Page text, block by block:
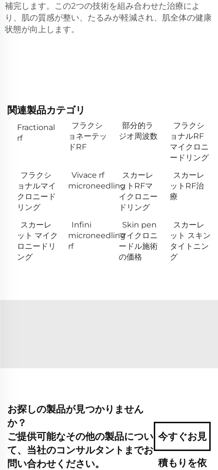
補完します。この2つの技術を組み合わせた治療によ
り、肌の質感が整い、たるみが軽減され、肌全体の健康
状態が向上します。
関連製品カテゴリ
Fractional
rf
フラクシ
ョネーテッ
ドRF
部分的ラ
ジオ周波数
フラクシ
ョナルRF
マイクロニ
ードリング
フラクシ
ョナルマイ
クロニード
リング
Vivace rf
microneedling
スカーレ
ットRFマ
イクロニー
ドリング
スカーレ
ットRF治
療
スカーレ
ット マイク
ロニードリ
ング
Infini
microneedling
rf
Skin pen
マイクロニ
ードル施術
の価格
スカーレ
ット スキン
タイトニン
グ
お探しの製品が見つかりません
か？
ご提供可能なその他の製品につい
て、当社のコンサルタントまでお
問い合わせください。
今すぐお見
積もりを依